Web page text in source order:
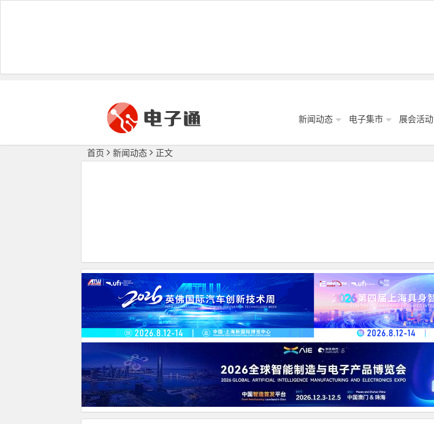
新闻动态 电子集市 展会活动
首页 新闻动态 正文